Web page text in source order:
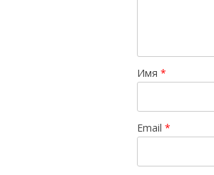
Имя *
Email *